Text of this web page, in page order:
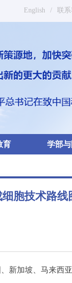
English / 联系
育 学部
胞技术路线
新加坡、马来